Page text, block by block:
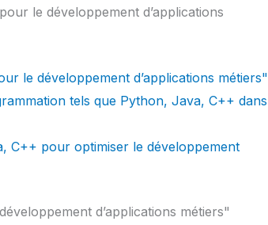
le développement d’applications
le développement d’applications métiers"
tels que Python, Java, C++ dans
C++ pour optimiser le développement
d’applications métiers"